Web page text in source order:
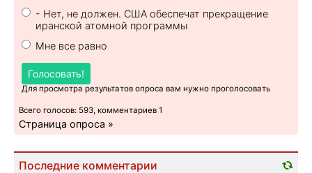
- Нет, не должен. США обеспечат прекращение
иранской атомной программы
Мне все равно
Голосовать!
Для просмотра результатов опроса вам нужно проголосовать
Всего голосов: 593, комментариев 1
Страница опроса »
Последние комментарии